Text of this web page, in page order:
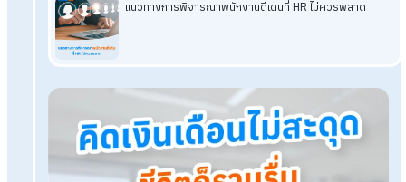
เสมอ เพื่อทำให้ธุรกิจไม่หลงทาง และประสบความสำเร็จต่อไป
HumanSoft Payroll & HR Solution
Try Free 30 days All HR's functions